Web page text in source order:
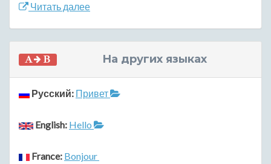
Читать далее
На других языках
Русский: Привет
English: Hello
France: Bonjour